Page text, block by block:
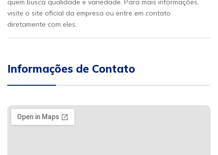
quem busca qualidade e variedade. Para mais informações,
visite o site oficial da empresa ou entre em contato
diretamente com eles.
Informações de Contato